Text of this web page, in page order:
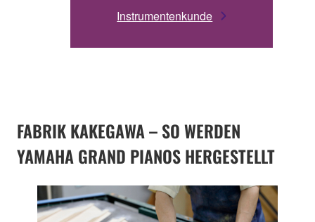
Instrumentenkunde
FABRIK KAKEGAWA – SO WERDEN
YAMAHA GRAND PIANOS HERGESTELLT